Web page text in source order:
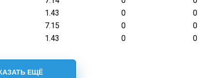
1.43 0 0
7.15 0 0
1.43 0 0